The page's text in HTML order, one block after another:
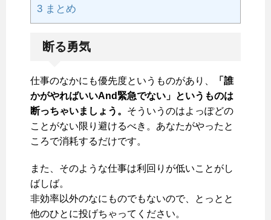
3 まとめ
断る勇気
仕事のなかにも優先度というものがあり、
「誰
かがやればいいAnd緊急でない」というものは
断っちゃいましょう。 そういうのはよっぽどの
ことがない限り避けるべき。あなたがやったと
ころで消耗するだけです。
また、そのような仕事は利回りが低いことがし
ばしば。
非効率以外のなにものでもないので、とっとと
他のひとに投げちゃってください。